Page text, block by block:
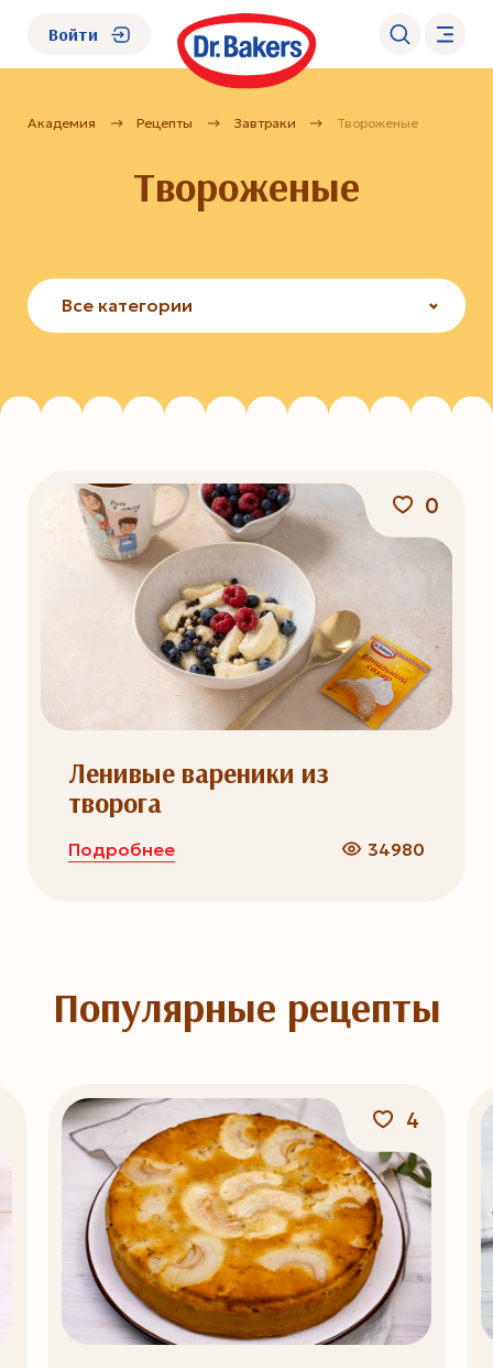
О нас
Где купить?
FAQ
Войти
Академия Рецепты Завтраки Твороженые
Твороженые
Все категории
0
Ленивые вареники из
творога
Подробнее 34980
Популярные рецепты
4